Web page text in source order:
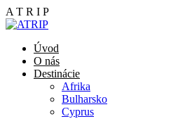
A T R I P
Úvod
O nás
Destinácie
Afrika
Bulharsko
Cyprus